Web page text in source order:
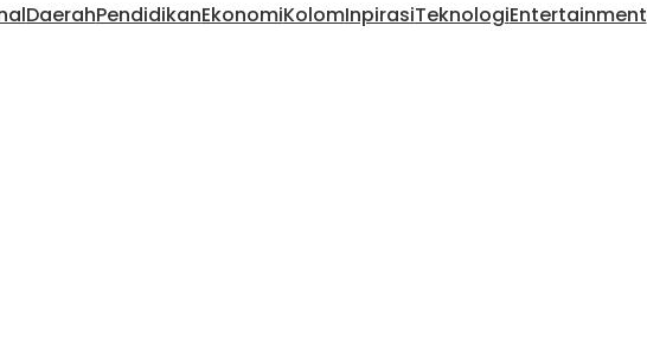
DaerahPendidikanEkonomiKolomInpirasiTeknologiEntertainment